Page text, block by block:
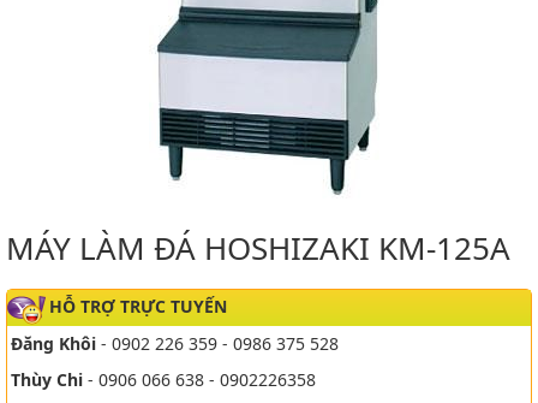
MÁY LÀM ĐÁ HOSHIZAKI KM-125A
HỖ TRỢ TRỰC TUYẾN
Đăng Khôi - 0902 226 359 - 0986 375 528
Thùy Chi - 0906 066 638 - 0902226358